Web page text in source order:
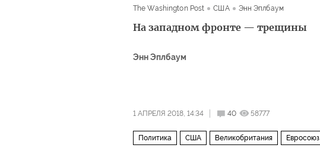
The Washington Post
США Энн Эплбаум
На западном фронте — трещины
Энн Эплбаум
1 АПРЕЛЯ 2018, 14:34 40 58777
Политика США Великобритания Евросоюз